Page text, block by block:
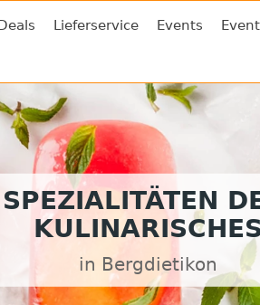
Lieferservice Events
KULINARISCHES
in Bergdietikon